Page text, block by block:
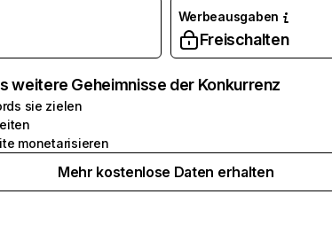
Werbeausgaben
Freischalten
weitere Geheimnisse der Konkurrenz
sie zielen
monetarisieren
Mehr kostenlose Daten erhalten